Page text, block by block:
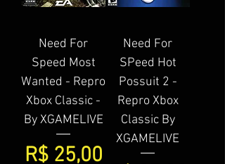
Need For
Speed Most
Wanted - Repro
Xbox Classic -
By XGAMELIVE
Preço
R$ 25,00
Need For
SPeed Hot
Possuit 2 -
Repro Xbox
Classic By
XGAMELIVE